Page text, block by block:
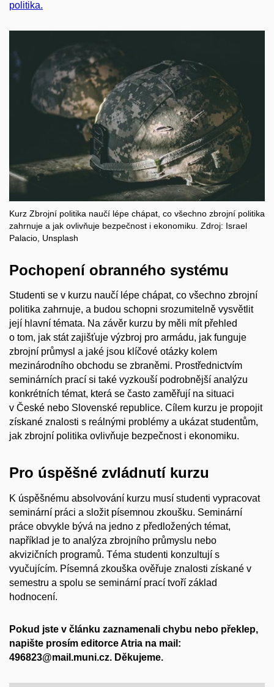
politika.
Kurz Zbrojní politika naučí lépe chápat, co všechno zbrojní politika
zahrnuje a jak ovlivňuje bezpečnost i ekonomiku. Zdroj: Israel
Palacio, Unsplash
Pochopení obranného systému
Studenti se v kurzu naučí lépe chápat, co všechno zbrojní
politika zahrnuje, a budou schopni srozumitelně vysvětlit
její hlavní témata. Na závěr kurzu by měli mít přehled
o tom, jak stát zajišťuje výzbroj pro armádu, jak funguje
zbrojní průmysl a jaké jsou klíčové otázky kolem
mezinárodního obchodu se zbraněmi. Prostřednictvím
seminárních prací si také vyzkouší podrobnější analýzu
konkrétních témat, která se často zaměřují na situaci
v České nebo Slovenské republice. Cílem kurzu je propojit
získané znalosti s reálnými problémy a ukázat studentům,
jak zbrojní politika ovlivňuje bezpečnost i ekonomiku.
Pro úspěšné zvládnutí kurzu
K úspěšnému absolvování kurzu musí studenti vypracovat
seminární práci a složit písemnou zkoušku. Seminární
práce obvykle bývá na jedno z předložených témat,
například je to analýza zbrojního průmyslu nebo
akvizičních programů. Téma studenti konzultují s
vyučujícím. Písemná zkouška ověřuje znalosti získané v
semestru a spolu se seminární prací tvoří základ
hodnocení.
Pokud jste v článku zaznamenali chybu nebo překlep,
napište prosím editorce Atria na mail:
496823@mail.muni.cz. Děkujeme.